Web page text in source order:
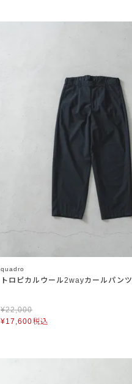
quadro
トロピカルウール2wayカールパンツ
¥22,000
¥17,600税込